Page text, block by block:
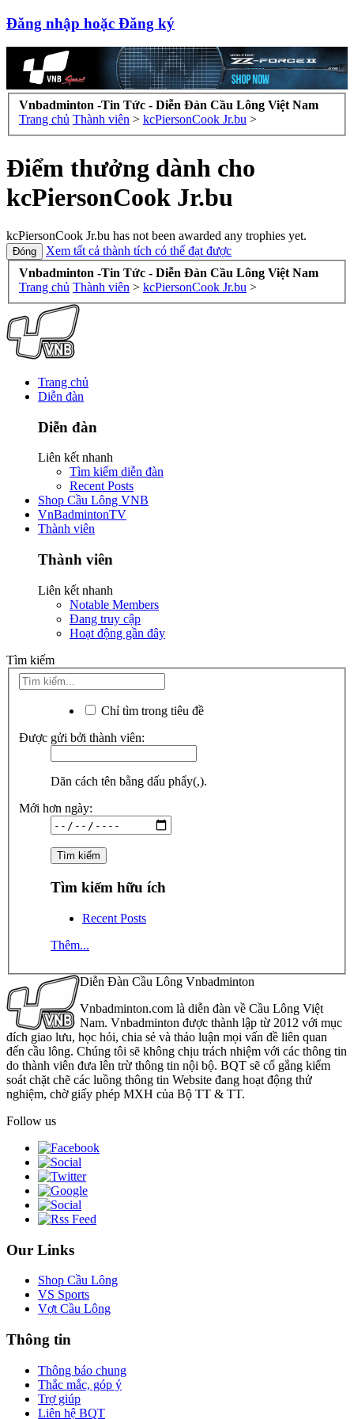
Đăng nhập hoặc Đăng ký
Vnbadminton -Tin Tức - Diễn Đàn Cầu Lông Việt Nam
Trang chủ Thành viên > kcPiersonCook Jr.bu >
Điểm thưởng dành cho
kcPiersonCook Jr.bu
kcPiersonCook Jr.bu has not been awarded any trophies yet.
Xem tất cả thành tích có thể đạt được
Vnbadminton -Tin Tức - Diễn Đàn Cầu Lông Việt Nam
Trang chủ Thành viên > kcPiersonCook Jr.bu >
Trang chủ
Diễn đàn
Diễn đàn
Liên kết nhanh
Tìm kiếm diễn đàn
Recent Posts
Shop Cầu Lông VNB
VnBadmintonTV
Thành viên
Thành viên
Liên kết nhanh
Notable Members
Đang truy cập
Hoạt động gần đây
Tìm kiếm
Chỉ tìm trong tiêu đề
Được gửi bởi thành viên:
Dãn cách tên bằng dấu phẩy(,).
Mới hơn ngày:
Tìm kiếm hữu ích
Recent Posts
Thêm...
Diễn Đàn Cầu Lông Vnbadminton
Vnbadminton.com là diễn đàn về Cầu Lông Việt
Nam. Vnbadminton được thành lập từ 2012 với mục
đích giao lưu, học hỏi, chia sẻ và thảo luận mọi vấn đề liên quan
đến cầu lông. Chúng tôi sẽ không chịu trách nhiệm với các thông tin
do thành viên đưa lên trừ thông tin nội bộ. BQT sẽ cố gắng kiểm
soát chặt chẽ các luồng thông tin Website đang hoạt động thử
nghiệm, chờ giấy phép MXH của Bộ TT & TT.
Follow us
Our Links
Shop Cầu Lông
VS Sports
Vợt Cầu Lông
Thông tin
Thông báo chung
Thắc mắc, góp ý
Trợ giúp
Liên hệ BQT